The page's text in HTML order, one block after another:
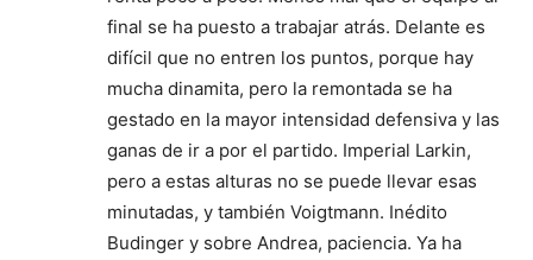
final se ha puesto a trabajar atrás. Delante es
difícil que no entren los puntos, porque hay
mucha dinamita, pero la remontada se ha
gestado en la mayor intensidad defensiva y las
ganas de ir a por el partido. Imperial Larkin,
pero a estas alturas no se puede llevar esas
minutadas, y también Voigtmann. Inédito
Budinger y sobre Andrea, paciencia. Ya ha